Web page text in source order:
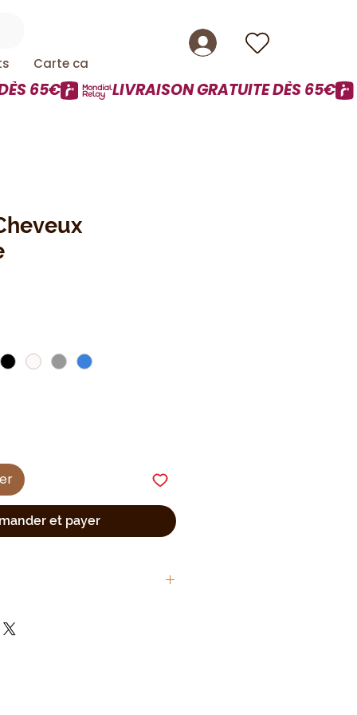
Carte cadeau
et payer